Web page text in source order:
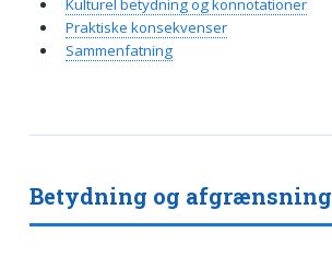
Betydning og afgrænsning
Kulturel betydning og konnotationer
Praktiske konsekvenser
Sammenfatning